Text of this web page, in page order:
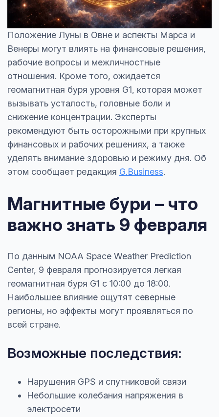
Положение Луны в Овне и аспекты Марса и
Венеры могут влиять на финансовые решения,
рабочие вопросы и межличностные
отношения. Кроме того, ожидается
геомагнитная буря уровня G1, которая может
вызывать усталость, головные боли и
снижение концентрации. Эксперты
рекомендуют быть осторожными при крупных
финансовых и рабочих решениях, а также
уделять внимание здоровью и режиму дня. Об
этом сообщает редакция G.Business.
Магнитные бури – что
важно знать 9 февраля
По данным NOAA Space Weather Prediction
Center, 9 февраля прогнозируется легкая
геомагнитная буря G1 с 10:00 до 18:00.
Наибольшее влияние ощутят северные
регионы, но эффекты могут проявляться по
всей стране.
Возможные последствия:
Нарушения GPS и спутниковой связи
Небольшие колебания напряжения в
электросети